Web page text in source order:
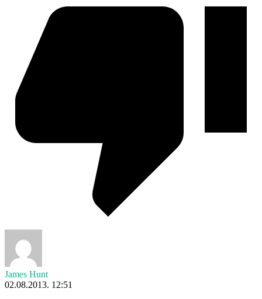
James Hunt
02.08.2013. 12:51